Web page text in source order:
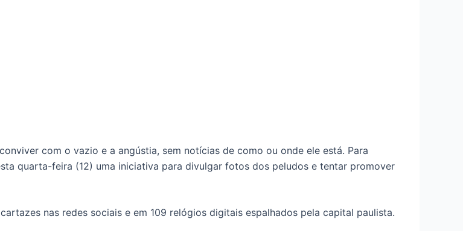
com o vazio e a angústia, sem notícias de como ou onde ele está. Para
quarta-feira (12) uma iniciativa para divulgar fotos dos peludos e tentar promover
nas redes sociais e em 109 relógios digitais espalhados pela capital paulista.